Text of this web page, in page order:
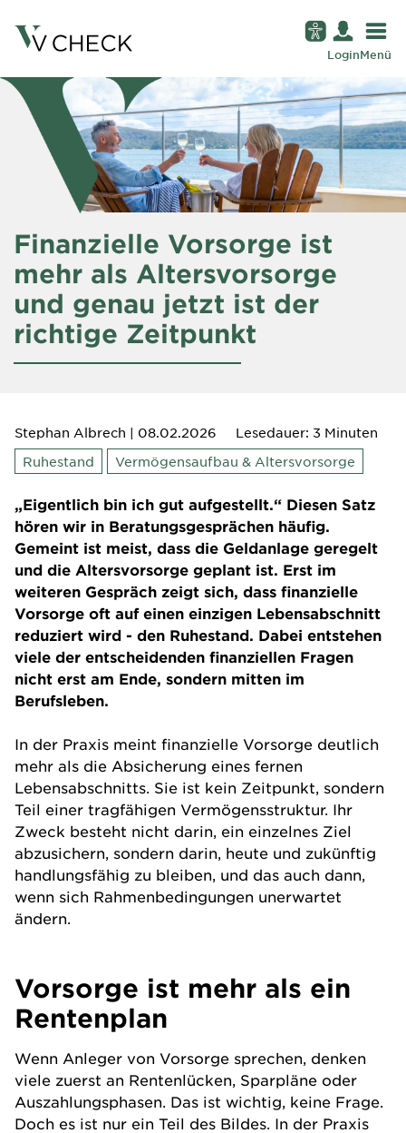
LoginMenü
Finanzielle Vorsorge ist
mehr als Altersvorsorge
und genau jetzt ist der
richtige Zeitpunkt
Stephan Albrech | 08.02.2026
Lesedauer: 3 Minuten
Ruhestand
Vermögensaufbau & Altersvorsorge
„Eigentlich bin ich gut aufgestellt.“ Diesen Satz
hören wir in Beratungsgesprächen häufig.
Gemeint ist meist, dass die Geldanlage geregelt
und die Altersvorsorge geplant ist. Erst im
weiteren Gespräch zeigt sich, dass finanzielle
Vorsorge oft auf einen einzigen Lebensabschnitt
reduziert wird - den Ruhestand. Dabei entstehen
viele der entscheidenden finanziellen Fragen
nicht erst am Ende, sondern mitten im
Berufsleben.
In der Praxis meint finanzielle Vorsorge deutlich
mehr als die Absicherung eines fernen
Lebensabschnitts. Sie ist kein Zeitpunkt, sondern
Teil einer tragfähigen Vermögensstruktur. Ihr
Zweck besteht nicht darin, ein einzelnes Ziel
abzusichern, sondern darin, heute und zukünftig
handlungsfähig zu bleiben, und das auch dann,
wenn sich Rahmenbedingungen unerwartet
ändern.
Vorsorge ist mehr als ein
Rentenplan
Wenn Anleger von Vorsorge sprechen, denken
viele zuerst an Rentenlücken, Sparpläne oder
Auszahlungsphasen. Das ist wichtig, keine Frage.
Doch es ist nur ein Teil des Bildes. In der Praxis